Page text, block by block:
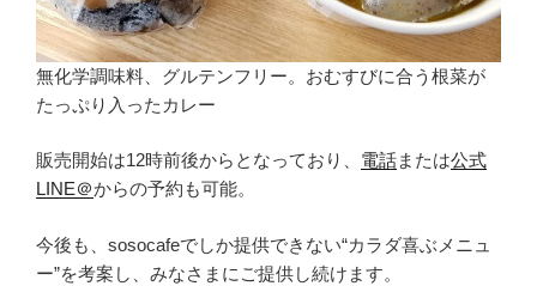
無化学調味料、グルテンフリー。おむすびに合う根菜が
たっぷり入ったカレー
販売開始は12時前後からとなっており、 電話または公式
LINE＠からの予約も可能。
今後も、sosocafeでしか提供できない“カラダ喜ぶメニュ
ー”を考案し、みなさまにご提供し続けます。